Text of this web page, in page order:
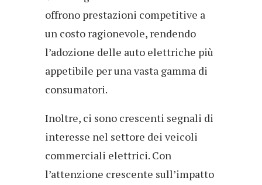
offrono prestazioni competitive a
un costo ragionevole, rendendo
l’adozione delle auto elettriche più
appetibile per una vasta gamma di
consumatori.
Inoltre, ci sono crescenti segnali di
interesse nel settore dei veicoli
commerciali elettrici. Con
l’attenzione crescente sull’impatto